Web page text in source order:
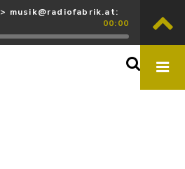
musik@radiofabrik.at:
00:00